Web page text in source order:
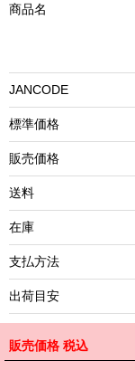
商品名
JANCODE
標準価格
販売価格
送料
在庫
支払方法
出荷目安
販売価格 税込